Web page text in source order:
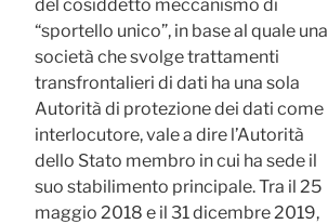
del cosiddetto meccanismo di
“sportello unico”, in base al quale una
società che svolge trattamenti
transfrontalieri di dati ha una sola
Autorità di protezione dei dati come
interlocutore, vale a dire l’Autorità
dello Stato membro in cui ha sede il
suo stabilimento principale. Tra il 25
maggio 2018 e il 31 dicembre 2019,